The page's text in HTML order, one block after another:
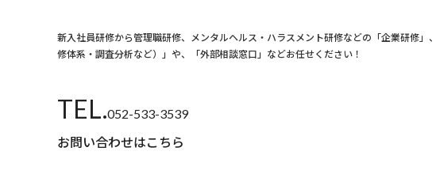
新⼊社員研修から管理職研修、メンタルヘルス・ハラスメント研修などの「企業研修
修体系・調査分析など）」や、「外部相談窓口」などお任せください！
TEL.052-533-3539
お問い合わせはこちら